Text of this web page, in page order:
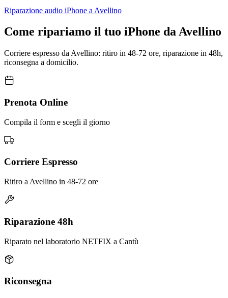
Riparazione audio iPhone a Avellino
Come ripariamo il tuo iPhone da Avellino
Corriere espresso da Avellino: ritiro in 48-72 ore, riparazione in 48h,
riconsegna a domicilio.
Prenota Online
Compila il form e scegli il giorno
Corriere Espresso
Ritiro a Avellino in 48-72 ore
Riparazione 48h
Riparato nel laboratorio NETFIX a Cantù
Riconsegna